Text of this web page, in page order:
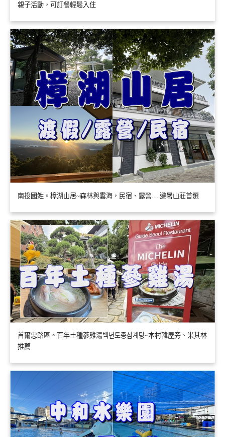
親子活動，可訂餐輕鬆入住
南投國姓。樟湖山居~森林與雲海，民宿、露營….避暑山莊首選
首爾忠路區。百年土種蔘雞湯백년토종삼계탕~本村韓屋旁、米其林
推薦